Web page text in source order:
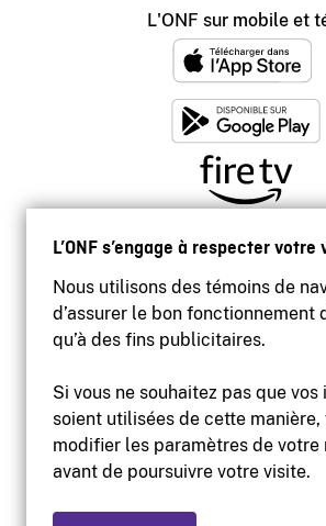
L’ONF s’engage à respecter votre
Nous utilisons des témoins de
d’assurer le bon fonctionnement
qu’à des fins publicitaires.
Si vous ne souhaitez pas que
soient utilisées de cette manière,
modifier les paramètres de votre
avant de poursuivre votre visite.
L'ONF sur mobile et
Accessibilité
Site institutionnel